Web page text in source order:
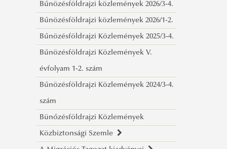
Fenntartható-e a fejlődés?
Civilizációs ártalmak
Az összehasonlító
rendészettudomány időszerűségéről
COVID Sűrített levegős
oltópisztolyok
Bevezetés a jogi kultúra világába
A jog lehetőségei és korlátai
Világűr
Bűnözésföldrajzi közlemények 2026/3-4.
Bűnözésföldrajzi közlemények 2026/1-2.
Bűnözésföldrajzi Közlemények 2025/3-4.
Bűnözésföldrajzi Közlemények V.
évfolyam 1-2. szám
Bűnözésföldrajzi Közlemények 2024/3-4.
szám
Bünőzésföldrajzi Közlemények
Közbiztonsági Szemle